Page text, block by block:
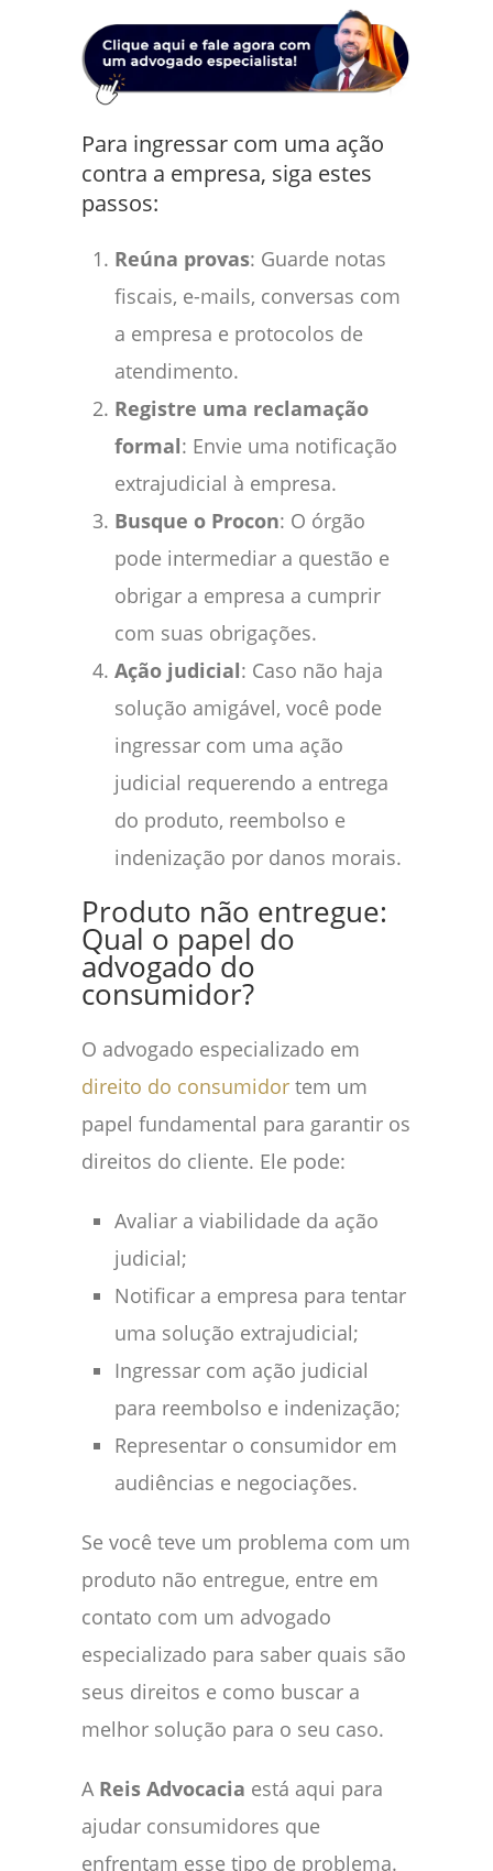
Para ingressar com uma ação
contra a empresa, siga estes
passos:
Reúna provas: Guarde notas
fiscais, e-mails, conversas com
a empresa e protocolos de
atendimento.
Registre uma reclamação
formal: Envie uma notificação
extrajudicial à empresa.
Busque o Procon: O órgão
pode intermediar a questão e
obrigar a empresa a cumprir
com suas obrigações.
Ação judicial: Caso não haja
solução amigável, você pode
ingressar com uma ação
judicial requerendo a entrega
do produto, reembolso e
indenização por danos morais.
Produto não entregue:
Qual o papel do
advogado do
consumidor?
O advogado especializado em
direito do consumidor tem um
papel fundamental para garantir os
direitos do cliente. Ele pode:
Avaliar a viabilidade da ação
judicial;
Notificar a empresa para tentar
uma solução extrajudicial;
Ingressar com ação judicial
para reembolso e indenização;
Representar o consumidor em
audiências e negociações.
Se você teve um problema com um
produto não entregue, entre em
contato com um advogado
especializado para saber quais são
seus direitos e como buscar a
melhor solução para o seu caso.
A Reis Advocacia está aqui para
ajudar consumidores que
enfrentam esse tipo de problema.